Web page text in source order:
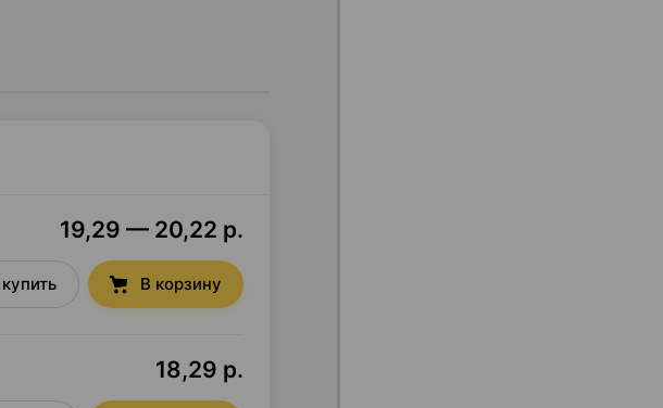
19,29 — 20,22 р.
В корзину
18,29 р.